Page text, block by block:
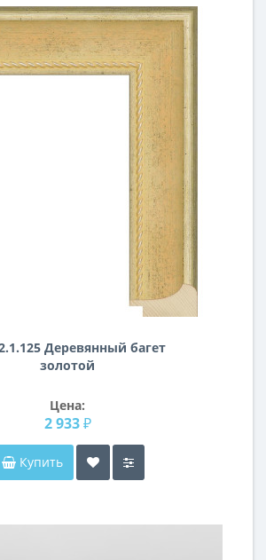
Деревянный багет
золотой
Цена:
2 933 ₽
Купить